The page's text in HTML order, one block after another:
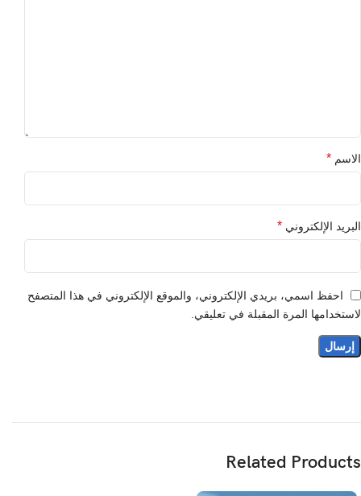
الاسم *
البريد الإلكتروني *
احفظ اسمي، بريدي الإلكتروني، والموقع الإلكتروني في هذا المتصفح
لاستخدامها المرة المقبلة في تعليقي.
Related Products